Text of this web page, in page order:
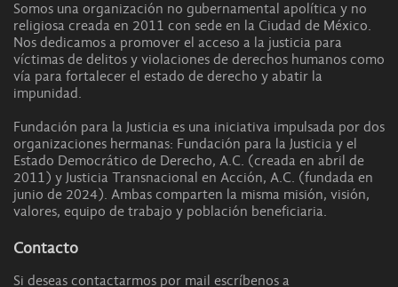
Somos una organización no gubernamental apolítica y no
religiosa creada en 2011 con sede en la Ciudad de México.
Nos dedicamos a promover el acceso a la justicia para
víctimas de delitos y violaciones de derechos humanos como
vía para fortalecer el estado de derecho y abatir la
impunidad.
Fundación para la Justicia es una iniciativa impulsada por dos
organizaciones hermanas: Fundación para la Justicia y el
Estado Democrático de Derecho, A.C. (creada en abril de
2011) y Justicia Transnacional en Acción, A.C. (fundada en
junio de 2024). Ambas comparten la misma misión, visión,
valores, equipo de trabajo y población beneficiaria.
Contacto
Si deseas contactarmos por mail escríbenos a